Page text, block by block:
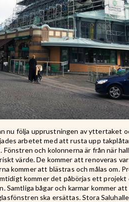
nu följa upprustningen av yttertaket
arbetet med att rusta upp
och kolonnerna är från när
värde. De kommer att renoveras
kommer att blästras och målas om.
kommer det påbörjas ett projekt
Samtliga bågar och karmar kommer
ska ersättas. Stora